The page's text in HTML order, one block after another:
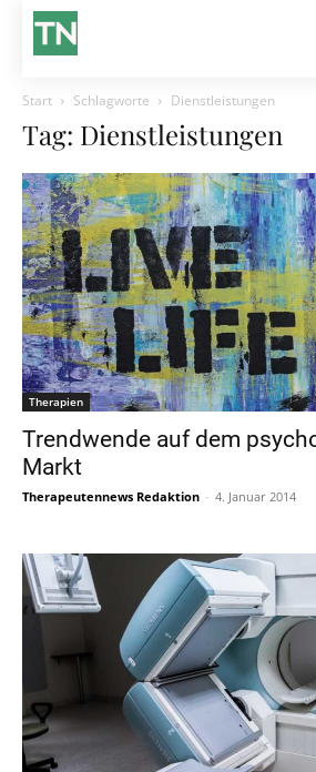
Start Schlagworte Dienstleistungen
Tag: Dienstleistungen
Therapien
Trendwende auf dem
Markt
Therapeutennews Redaktion - 4. Januar 2014